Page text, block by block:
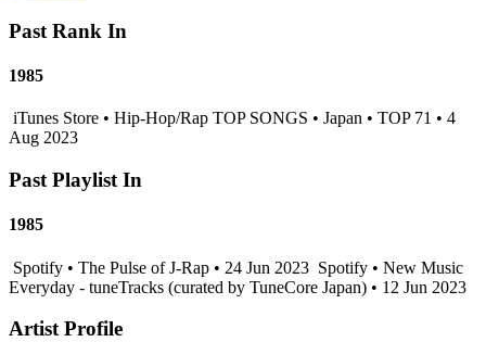
Past Rank In
1985
iTunes Store • Hip-Hop/Rap TOP SONGS • Japan • TOP 71 • 4
Aug 2023
Past Playlist In
1985
Spotify • The Pulse of J-Rap • 24 Jun 2023 Spotify • New Music
Everyday - tuneTracks (curated by TuneCore Japan) • 12 Jun 2023
Artist Profile